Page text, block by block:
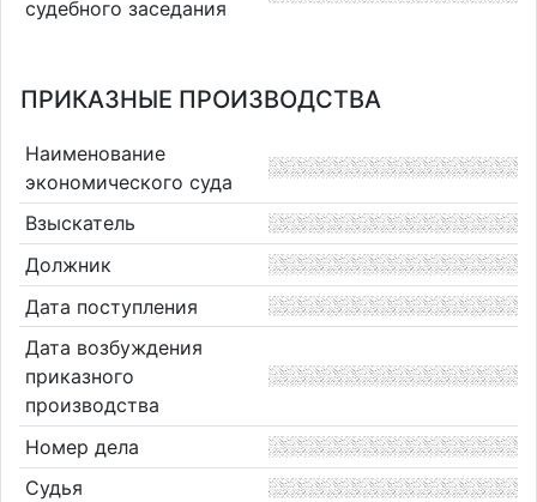
судебного заседания
ПРИКАЗНЫЕ ПРОИЗВОДСТВА
Наименование
экономического суда
Взыскатель
Должник
Дата поступления
Дата возбуждения
приказного
производства
Номер дела
Судья